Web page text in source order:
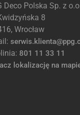
Deco Polska Sp. z
8
Wrocław
801 11 33 11
lokalizację na